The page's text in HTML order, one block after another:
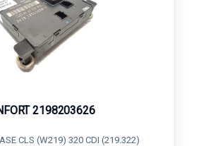
2198203626
CLS (W219) 320 CDI (219.322)